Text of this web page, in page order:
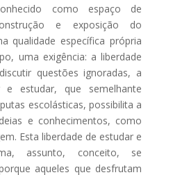
como espaço de
e exposição do
qualidade específica própria
uma exigência: a liberdade
questões ignoradas, a
e estudar, que semelhante
escolásticas, possibilita a
e conhecimentos, como
Esta liberdade de estudar e
assunto, conceito, se
aqueles que desfrutam